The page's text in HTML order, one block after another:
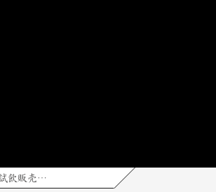
飲販売…